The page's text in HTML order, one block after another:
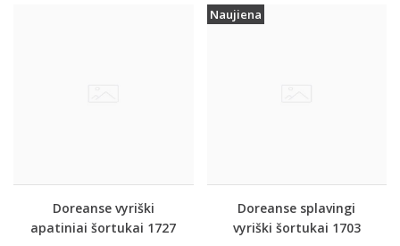
Doreanse vyriški
apatiniai šortukai 1727
Naujiena
Doreanse splavingi
vyriški šortukai 1703